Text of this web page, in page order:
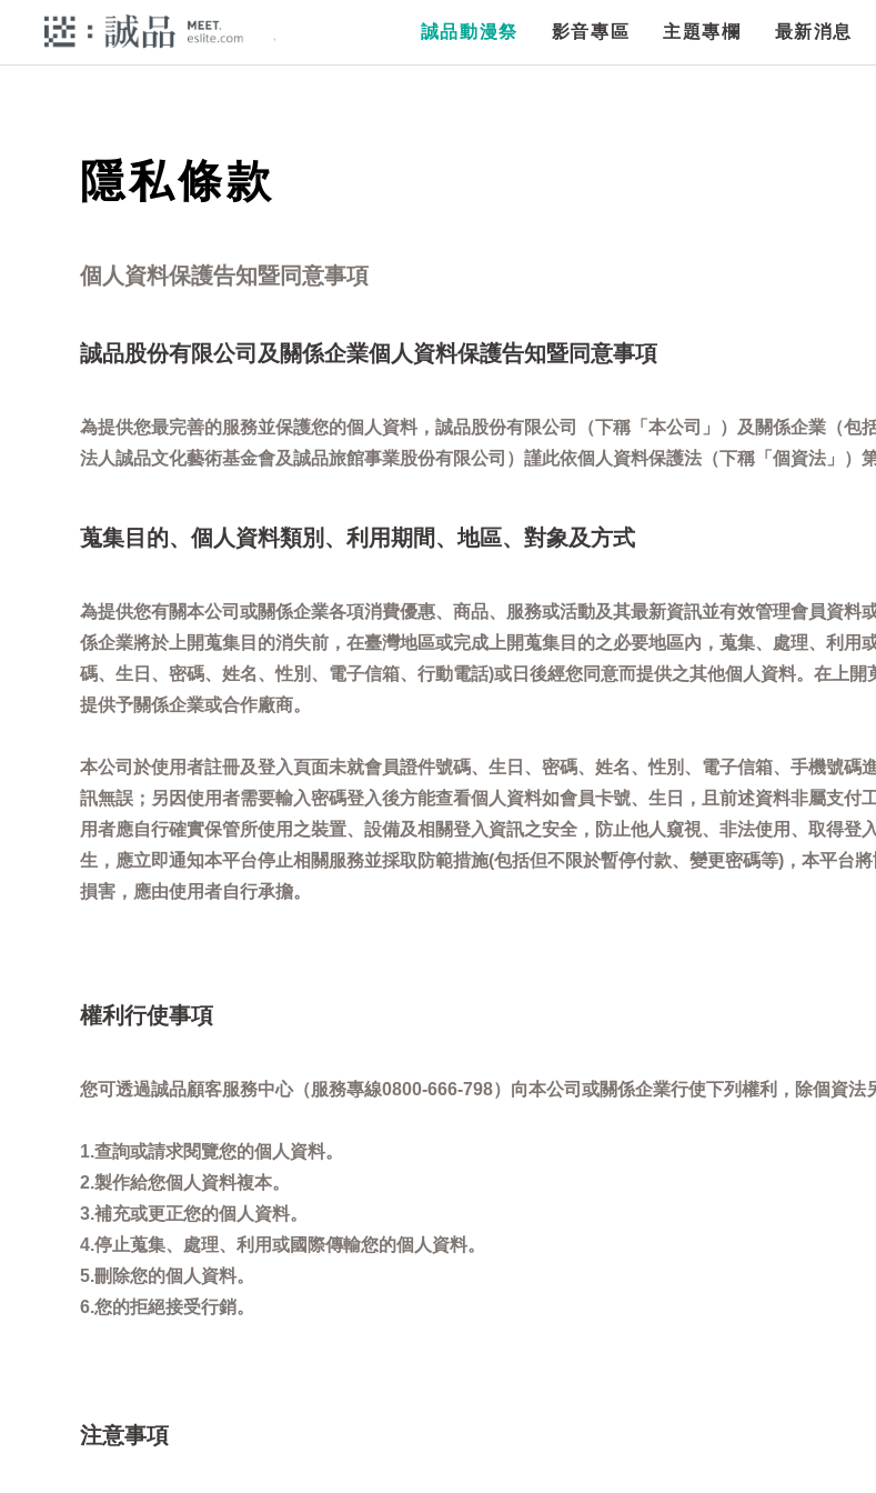
誠品動漫祭 影音專區 主題專欄 最新消息
隱私條款
個人資料保護告知暨同意事項
誠品股份有限公司及關係企業個人資料保護告知暨同意事項
為提供您最完善的服務並保護您的個人資料，誠品股份有限公司（下稱「本公司」）及關係企業（
法人誠品文化藝術基金會及誠品旅館事業股份有限公司）謹此依個人資料保護法（下稱「個資法」）
蒐集目的、個人資料類別、利用期間、地區、對象及方式
為提供您有關本公司或關係企業各項消費優惠、商品、服務或活動及其最新資訊並有效管理會員資
係企業將於上開蒐集目的消失前，在臺灣地區或完成上開蒐集目的之必要地區內，蒐集、處理、利
碼、生日、密碼、姓名、性別、電子信箱、行動電話)或日後經您同意而提供之其他個人資料。在上
提供予關係企業或合作廠商。
本公司於使用者註冊及登入頁面未就會員證件號碼、生日、密碼、姓名、性別、電子信箱、手機號
訊無誤；另因使用者需要輸入密碼登入後方能查看個人資料如會員卡號、生日，且前述資料非屬支
用者應自行確實保管所使用之裝置、設備及相關登入資訊之安全，防止他人窺視、非法使用、取得
生，應立即通知本平台停止相關服務並採取防範措施(包括但不限於暫停付款、變更密碼等)，本平台
損害，應由使用者自行承擔。
權利行使事項
您可透過誠品顧客服務中心（服務專線0800-666-798）向本公司或關係企業行使下列權利，除個資
1.查詢或請求閱覽您的個人資料。
2.製作給您個人資料複本。
3.補充或更正您的個人資料。
4.停止蒐集、處理、利用或國際傳輸您的個人資料。
5.刪除您的個人資料。
6.您的拒絕接受行銷。
注意事項